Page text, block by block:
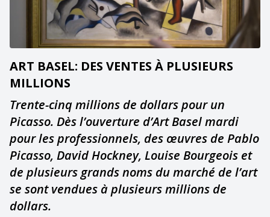
ART BASEL: DES VENTES À PLUSIEURS
MILLIONS
Trente-cinq millions de dollars pour un
Picasso. Dès l’ouverture d’Art Basel mardi
pour les professionnels, des œuvres de Pablo
Picasso, David Hockney, Louise Bourgeois et
de plusieurs grands noms du marché de l’art
se sont vendues à plusieurs millions de
dollars.